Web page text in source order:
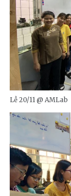
Lễ 20/11 @ AMLab